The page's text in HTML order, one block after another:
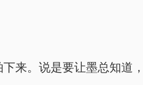
来。说是要让墨总知道